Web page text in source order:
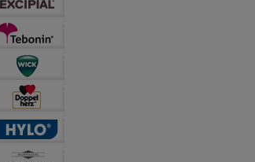
Statistik & Tracking:
sammeln, mit deren Hilfe wir unsere Website
auch die Werbung auf Drittseiten möglichst
teilweise an Dritte wie z.B. Google oder soziale